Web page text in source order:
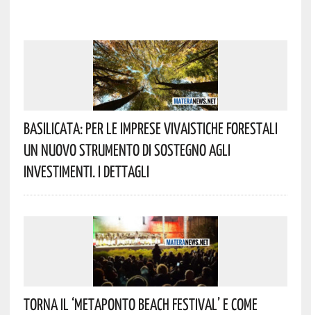
Basilicata: Per Le Imprese Vivaistiche Forestali
Un Nuovo Strumento Di Sostegno Agli
Investimenti. I Dettagli
Torna Il ‘Metaponto Beach Festival’ E Come